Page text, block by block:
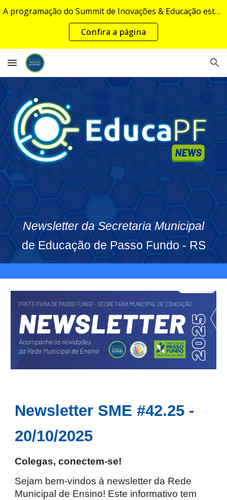
Skip to main content Skip to navigation
A programação do Summit de Inovações & Educação estará disponível em breve...
Confira a página
Newsletter da Secretaria Municipal
de Educação de Passo Fundo - RS
Newsletter SME #42.25 -
20/10/2025
Colegas, conectem-se!
Sejam bem-vindos à newsletter da Rede
Municipal de Ensino! Este informativo tem